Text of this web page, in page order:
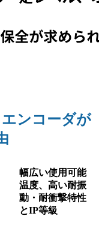
ンコーダが
幅広い使用可能
温度、高い耐振
動・耐衝撃特性
とIP等級